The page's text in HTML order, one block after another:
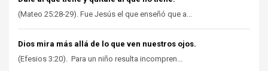
(Mateo 25:28-29). Fue Jesús el que enseñó que a...
Dios mira más allá de lo que ven nuestros ojos.
(Efesios 3:20). Para un niño resulta incompren...